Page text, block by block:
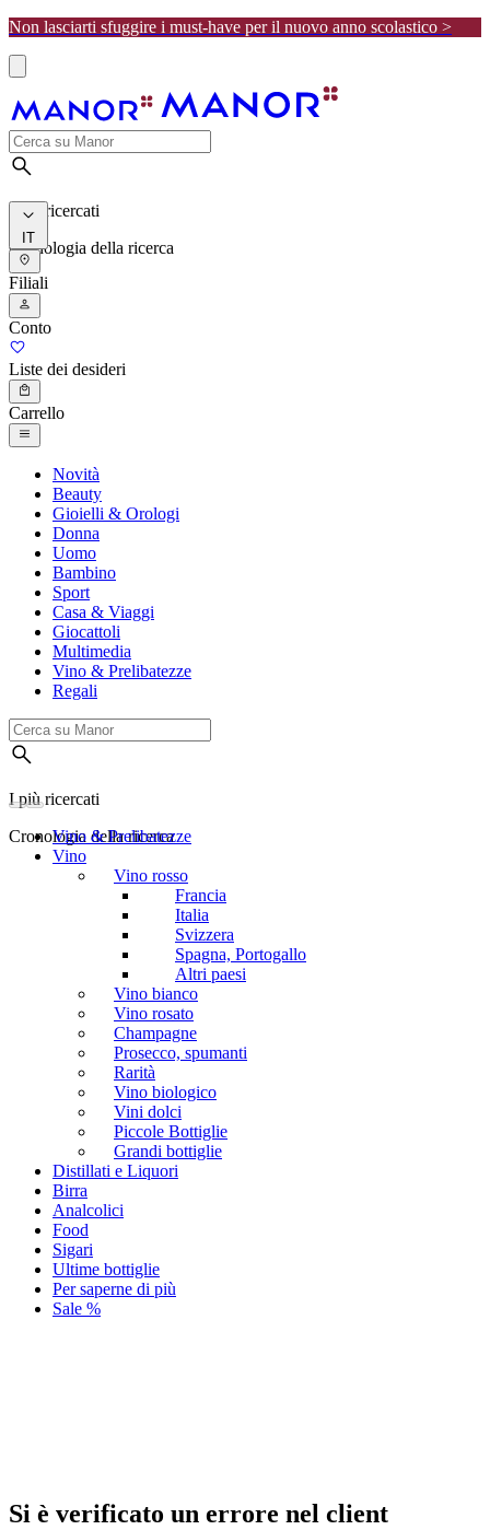
Non lasciarti sfuggire i must-have per il nuovo anno scolastico >
I più ricercati
Cronologia della ricerca
IT
Filiali
Conto
Liste dei desideri
Carrello
Novità
Beauty
Gioielli & Orologi
Donna
Uomo
Bambino
Sport
Casa & Viaggi
Giocattoli
Multimedia
Vino & Prelibatezze
Regali
I più ricercati
Cronologia della ricerca
Vino & Prelibatezze
Vino
Vino rosso
Francia
Italia
Svizzera
Spagna, Portogallo
Altri paesi
Vino bianco
Vino rosato
Champagne
Prosecco, spumanti
Rarità
Vino biologico
Vini dolci
Piccole Bottiglie
Grandi bottiglie
Distillati e Liquori
Birra
Analcolici
Food
Sigari
Ultime bottiglie
Per saperne di più
Sale %
Si è verificato un errore nel client